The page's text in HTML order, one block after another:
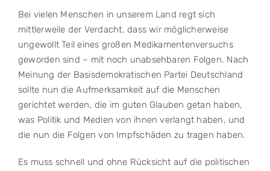
Bei vielen Menschen in unserem Land regt sich
mittlerweile der Verdacht, dass wir möglicherweise
ungewollt Teil eines großen Medikamentenversuchs
geworden sind – mit noch unabsehbaren Folgen. Nach
Meinung der Basisdemokratischen Partei Deutschland
sollte nun die Aufmerksamkeit auf die Menschen
gerichtet werden, die im guten Glauben getan haben,
was Politik und Medien von ihnen verlangt haben, und
die nun die Folgen von Impfschäden zu tragen haben.
Es muss schnell und ohne Rücksicht auf die politischen